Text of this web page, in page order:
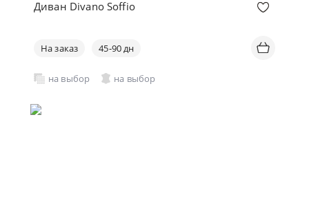
Диван Divano Soffio
На заказ 45-90 дн
на выбор на выбор